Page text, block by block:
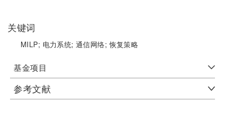
关键词
MILP; 电力系统;通信网络;恢复策略
基金项目
参考文献